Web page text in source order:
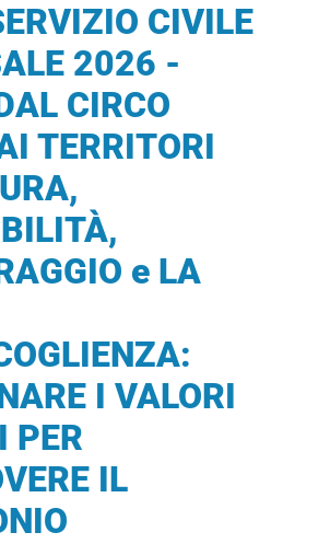
CIVILE
2026 -
CIRCO
TERRITORI
e LA
I VALORI
PER
IL